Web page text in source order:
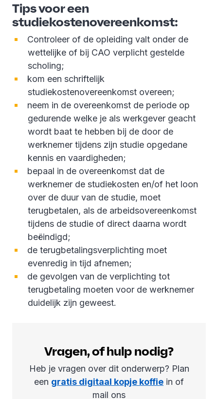
Tips voor een
studiekostenovereenkomst:
Controleer of de opleiding valt onder de
wettelijke of bij CAO verplicht gestelde
scholing;
kom een schriftelijk
studiekostenovereenkomst overeen;
neem in de overeenkomst de periode op
gedurende welke je als werkgever geacht
wordt baat te hebben bij de door de
werknemer tijdens zijn studie opgedane
kennis en vaardigheden;
bepaal in de overeenkomst dat de
werknemer de studiekosten en/of het loon
over de duur van de studie, moet
terugbetalen, als de arbeidsovereenkomst
tijdens de studie of direct daarna wordt
beëindigd;
de terugbetalingsverplichting moet
evenredig in tijd afnemen;
de gevolgen van de verplichting tot
terugbetaling moeten voor de werknemer
duidelijk zijn geweest.
Vragen, of hulp nodig?
Heb je vragen over dit onderwerp? Plan
een gratis digitaal kopje koffie in of
mail ons